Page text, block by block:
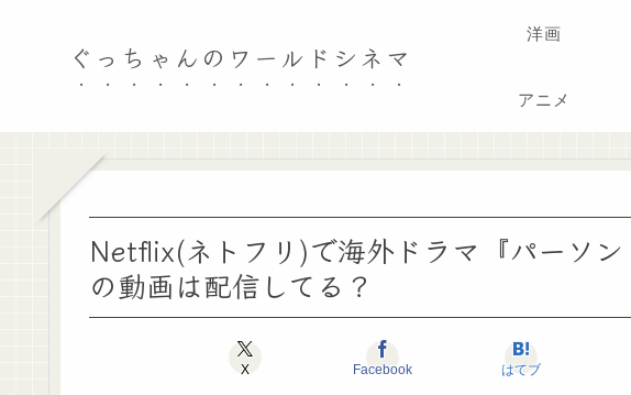
ぐっちゃんのワールドシネマ
洋画
アニメ
Netflix(ネトフリ)で海外ドラマ『パーソン
の動画は配信してる？
X Facebook はてブ